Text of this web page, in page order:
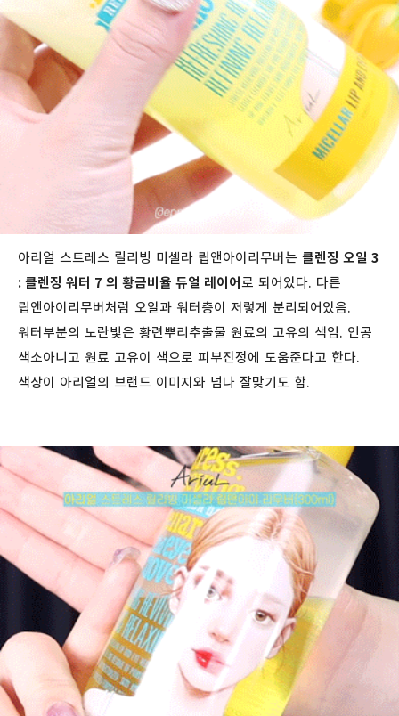
아리얼 스트레스 릴리빙 미셀라 립앤아이리무버는 클렌징 오일 3
: 클렌징 워터 7 의 황금비율 듀얼 레이어로 되어있다. 다른
립앤아이리무버처럼 오일과 워터층이 저렇게 분리되어있음.
워터부분의 노란빛은 황련뿌리추출물 원료의 고유의 색임. 인공
색소아니고 원료 고유이 색으로 피부진정에 도움준다고 한다.
색상이 아리얼의 브랜드 이미지와 넘나 잘맞기도 함.